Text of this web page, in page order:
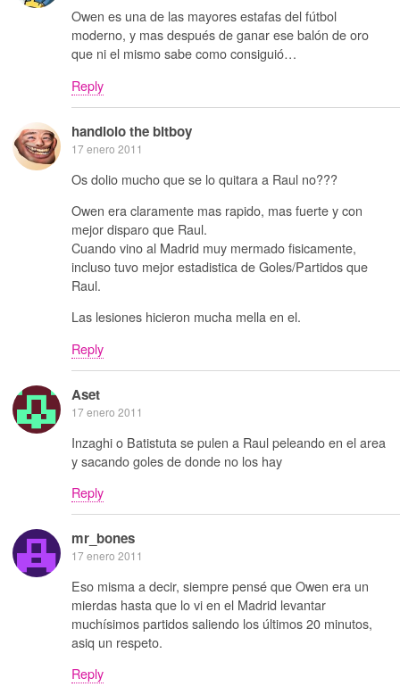
Owen es una de las mayores estafas del fútbol
moderno, y mas después de ganar ese balón de oro
que ni el mismo sabe como consiguió…
Reply
handlolo the bitboy
17 enero 2011
Os dolio mucho que se lo quitara a Raul no???
Owen era claramente mas rapido, mas fuerte y con
mejor disparo que Raul.
Cuando vino al Madrid muy mermado fisicamente,
incluso tuvo mejor estadistica de Goles/Partidos que
Raul.
Las lesiones hicieron mucha mella en el.
Reply
Aset
17 enero 2011
Inzaghi o Batistuta se pulen a Raul peleando en el area
y sacando goles de donde no los hay
Reply
mr_bones
17 enero 2011
Eso misma a decir, siempre pensé que Owen era un
mierdas hasta que lo vi en el Madrid levantar
muchísimos partidos saliendo los últimos 20 minutos,
asiq un respeto.
Reply